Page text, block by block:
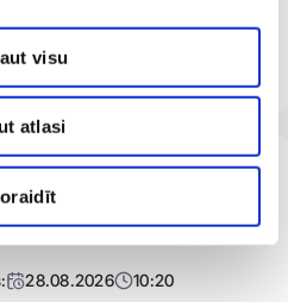
visu
atlasi
vecuma | Trihologa konsultācijas
Trihologs
28.08.2026
10:20